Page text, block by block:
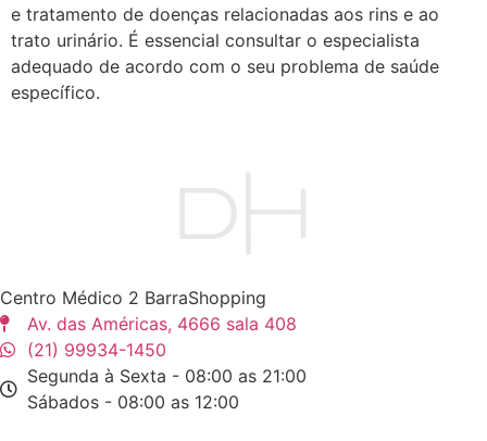
e tratamento de doenças relacionadas aos rins e ao
trato urinário. É essencial consultar o especialista
adequado de acordo com o seu problema de saúde
específico.
Centro Médico 2 BarraShopping
Av. das Américas, 4666 sala 408
(21) 99934-1450
Segunda à Sexta - 08:00 as 21:00
Sábados - 08:00 as 12:00